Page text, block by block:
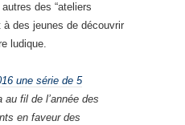
des “ateliers
à des jeunes de découvrir
ludique.
une série de 5
au fil de l’année des
en faveur des